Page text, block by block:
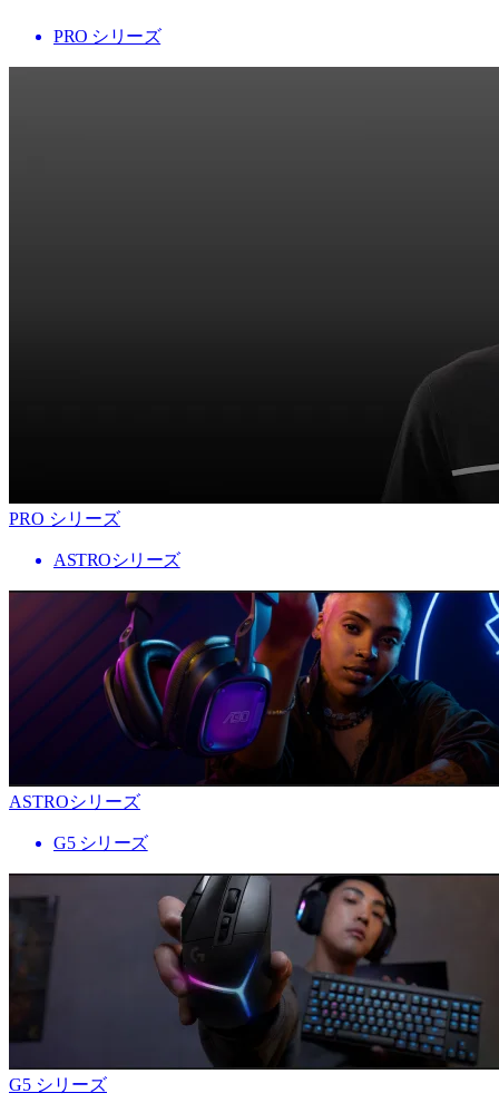
PRO シリーズ
PRO シリーズ
ASTROシリーズ
ASTROシリーズ
G5 シリーズ
G5 シリーズ